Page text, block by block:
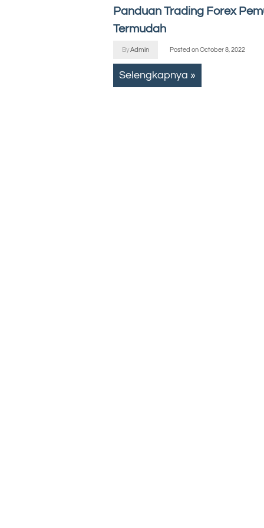
Panduan Trading Forex
Termudah
ByAdmin Posted onOctober 8, 2022
Selengkapnya »